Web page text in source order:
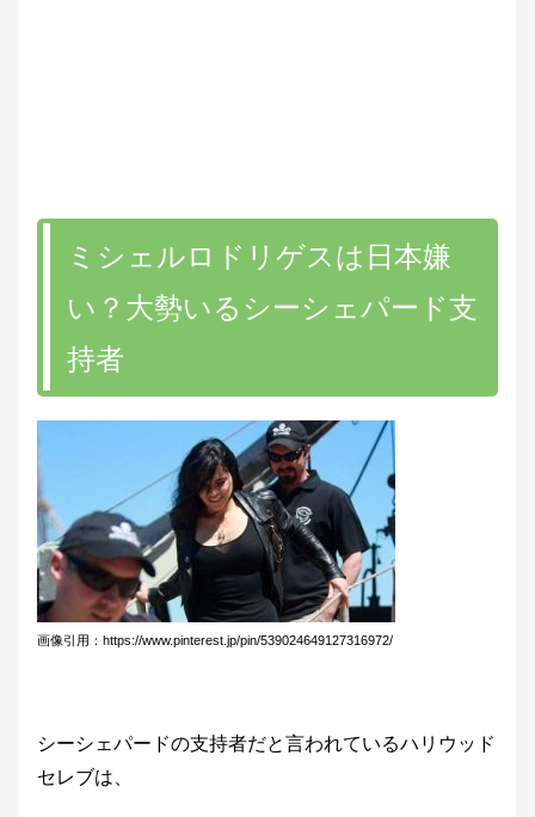
ミシェルロドリゲスは日本嫌
い？大勢いるシーシェパード支
持者
画像引用：https://www.pinterest.jp/pin/539024649127316972/
シーシェパードの支持者だと言われているハリウッド
セレブは、